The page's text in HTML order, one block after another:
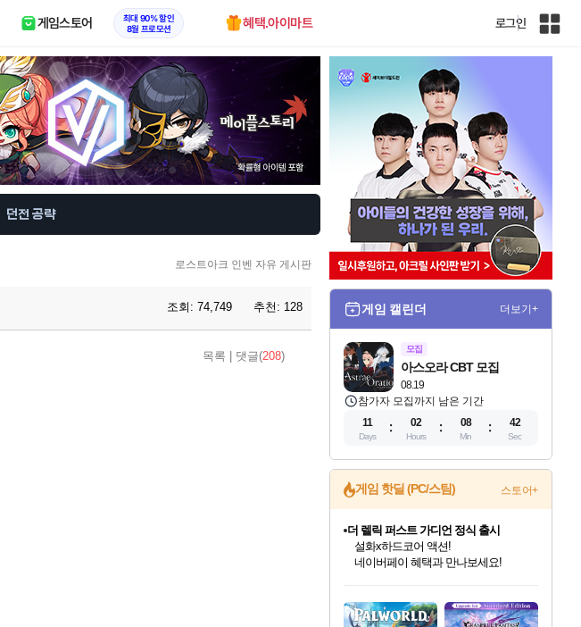
게임스토어
최대 90% 할인
8월 프로모션
혜택.아이마트 로그인
인
던전 공략
로스트아크 인벤 자유 게시판
조회: 74,749 추천: 128
목록 댓글(208)
게임 캘린더 더보기+
모집
08.19
아스오라 CBT 모집
참가자 모집까지 남은 기간
11
Days
02
Hours
08
Min
41
Sec
게임 핫딜 (PC/스팀) 스토어+
최대 90% 할인가를 만나보세요!
네이버혜택과 함께 만나보세요!
50%할인&추가 적립까지!
네이버 포인트 혜택까지!
이니&베니 혜택까지!
네이버 혜택가와 함께 예약하세요!
할인&네이버혜택으로 만나보세요!
더 렐릭 퍼스트 가디언 정식 출시
설화x하드코어 액션!
네이버페이 혜택과 만나보세요!
40주년 프로모션으로 만나보세요!
할인가에 만나보세요!
일부 에디션 상시 할인!
혜택으로 예약 판매 중
편안하게 충전하세요